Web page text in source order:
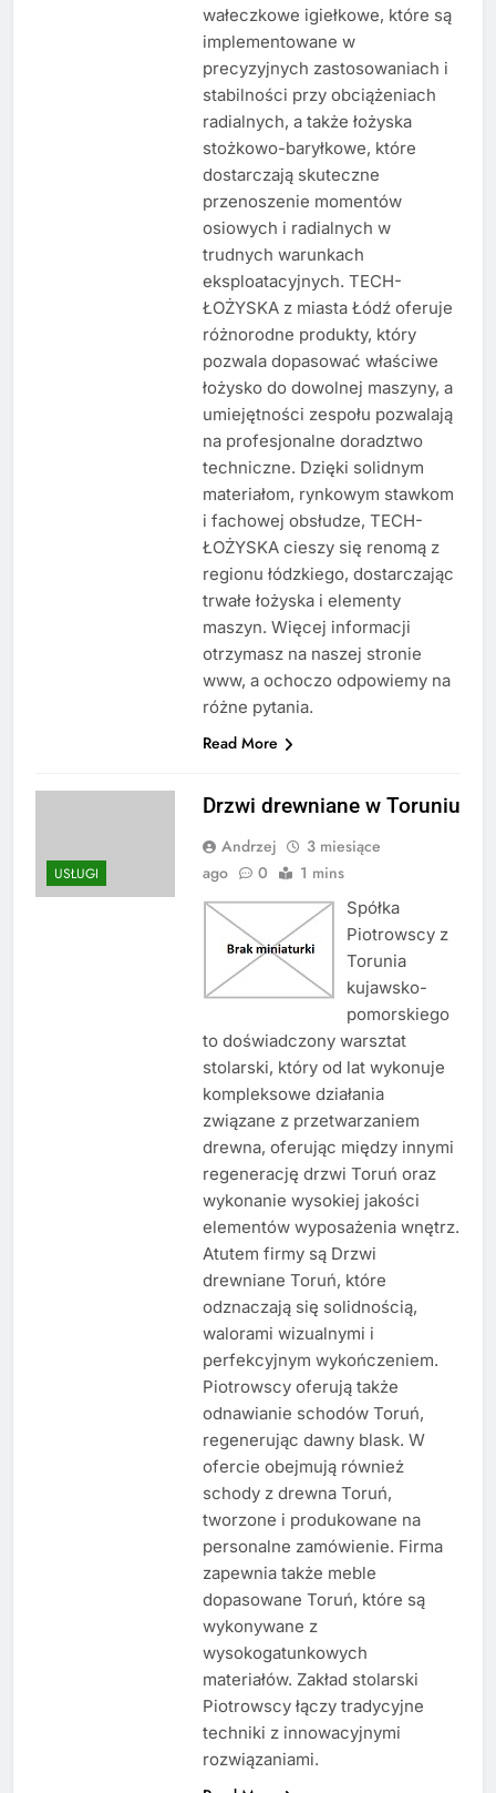
wałeczkowe igiełkowe, które są
implementowane w
precyzyjnych zastosowaniach i
stabilności przy obciążeniach
radialnych, a także łożyska
stożkowo-baryłkowe, które
dostarczają skuteczne
przenoszenie momentów
osiowych i radialnych w
trudnych warunkach
eksploatacyjnych. TECH-
ŁOŻYSKA z miasta Łódź oferuje
różnorodne produkty, który
pozwala dopasować właściwe
łożysko do dowolnej maszyny, a
umiejętności zespołu pozwalają
na profesjonalne doradztwo
techniczne. Dzięki solidnym
materiałom, rynkowym stawkom
i fachowej obsłudze, TECH-
ŁOŻYSKA cieszy się renomą z
regionu łódzkiego, dostarczając
trwałe łożyska i elementy
maszyn. Więcej informacji
otrzymasz na naszej stronie
www, a ochoczo odpowiemy na
różne pytania.
Read More
USŁUGI
Drzwi drewniane w Toruniu
Andrzej
3 miesiące
ago
0 1 mins
Spółka
Piotrowscy z
Torunia
kujawsko-
pomorskiego
to doświadczony warsztat
stolarski, który od lat wykonuje
kompleksowe działania
związane z przetwarzaniem
drewna, oferując między innymi
regenerację drzwi Toruń oraz
wykonanie wysokiej jakości
elementów wyposażenia wnętrz.
Atutem firmy są Drzwi
drewniane Toruń, które
odznaczają się solidnością,
walorami wizualnymi i
perfekcyjnym wykończeniem.
Piotrowscy oferują także
odnawianie schodów Toruń,
regenerując dawny blask. W
ofercie obejmują również
schody z drewna Toruń,
tworzone i produkowane na
personalne zamówienie. Firma
zapewnia także meble
dopasowane Toruń, które są
wykonywane z
wysokogatunkowych
materiałów. Zakład stolarski
Piotrowscy łączy tradycyjne
techniki z innowacyjnymi
rozwiązaniami.